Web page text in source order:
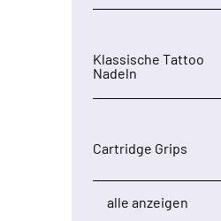
Klassische Tattoo
Nadeln
Cartridge Grips
alle anzeigen